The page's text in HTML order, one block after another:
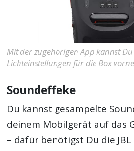
Mit der zugehörigen App kannst
Lichteinstellungen für die Box
Soundeffeke
Du kannst gesampelte
deinem Mobilgerät auf das
– dafür benötigst Du die